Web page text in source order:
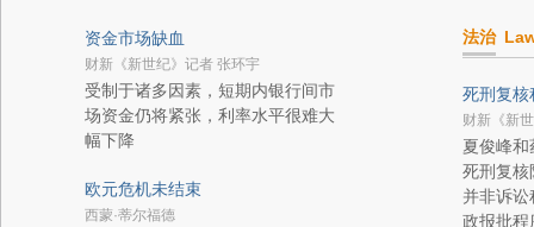
资金市场缺血
财新《新世纪》记者 张环宇
受制于诸多因素，短期内银行间市
场资金仍将紧张，利率水平很难大
幅下降
欧元危机未结束
西蒙·蒂尔福德
法治
死刑复核
财新《新
夏俊峰
死刑复核
并非诉
政报批程